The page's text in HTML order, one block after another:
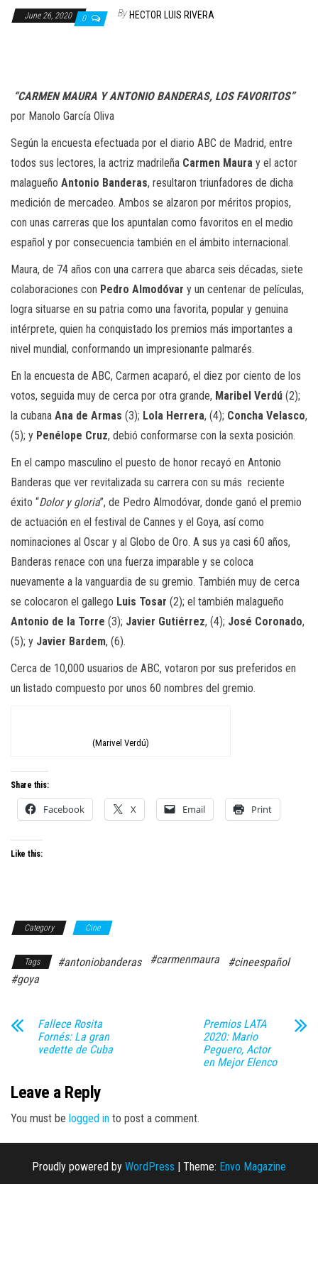
June 26, 2020 0 By HECTOR LUIS RIVERA
“CARMEN MAURA Y ANTONIO BANDERAS, LOS FAVORITOS”
por Manolo García Oliva
Según la encuesta efectuada por el diario ABC de Madrid, entre
todos sus lectores, la actriz madrileña Carmen Maura y el actor
malagueño Antonio Banderas, resultaron triunfadores de dicha
medición de mercadeo. Ambos se alzaron por méritos propios,
con unas carreras que los apuntalan como favoritos en el medio
español y por consecuencia también en el ámbito internacional.
Maura, de 74 años con una carrera que abarca seis décadas, siete
colaboraciones con Pedro Almodóvar y un centenar de películas,
logra situarse en su patria como una favorita, popular y genuina
intérprete, quien ha conquistado los premios más importantes a
nivel mundial, conformando un impresionante palmarés.
En la encuesta de ABC, Carmen acaparó, el diez por ciento de los
votos, seguida muy de cerca por otra grande, Maribel Verdú (2);
la cubana Ana de Armas (3); Lola Herrera, (4); Concha Velasco,
(5); y Penélope Cruz, debió conformarse con la sexta posición.
En el campo masculino el puesto de honor recayó en Antonio
Banderas que ver revitalizada su carrera con su más reciente
éxito “Dolor y gloria”, de Pedro Almodóvar, donde ganó el premio
de actuación en el festival de Cannes y el Goya, así como
nominaciones al Oscar y al Globo de Oro. A sus ya casi 60 años,
Banderas renace con una fuerza imparable y se coloca
nuevamente a la vanguardia de su gremio. También muy de cerca
se colocaron el gallego Luis Tosar (2); el también malagueño
Antonio de la Torre (3); Javier Gutiérrez, (4); José Coronado,
(5); y Javier Bardem, (6).
Cerca de 10,000 usuarios de ABC, votaron por sus preferidos en
un listado compuesto por unos 60 nombres del gremio.
(Marivel Verdú)
Share this:
Facebook X Email Print
Like this:
Category Cine
Tags #antoniobanderas #carmenmaura
#cineespañol
#goya
Fallece Rosita
Fornés: La gran
vedette de Cuba
Premios LATA
2020: Mario
Peguero, Actor
en Mejor Elenco
Leave a Reply
You must be logged in to post a comment.
Proudly powered by WordPress | Theme: Envo Magazine